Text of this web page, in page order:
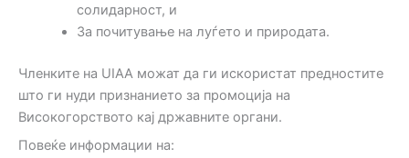
солидарност, и
За почитување на луѓето и природата.
Членките на UIAA можат да ги искористат предностите
што ги нуди признанието за промоција на
Високогорството кај државните органи.
Повеќе информации на: